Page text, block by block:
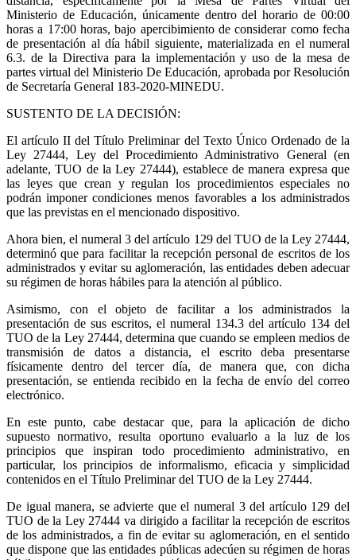
Ministerio de Educación, únicamente dentro del horario de 00:00
horas a 17:00 horas, bajo apercibimiento de considerar como fecha
de presentación al día hábil siguiente, materializada en el numeral
6.3. de la Directiva para la implementación y uso de la mesa de
partes virtual del Ministerio De Educación, aprobada por Resolución
de Secretaría General 183-2020-MINEDU.
SUSTENTO DE LA DECISIÓN:
El artículo II del Título Preliminar del Texto Único Ordenado de la
Ley 27444, Ley del Procedimiento Administrativo General (en
adelante, TUO de la Ley 27444), establece de manera expresa que
las leyes que crean y regulan los procedimientos especiales no
podrán imponer condiciones menos favorables a los administrados
que las previstas en el mencionado dispositivo.
Ahora bien, el numeral 3 del artículo 129 del TUO de la Ley 27444,
determinó que para facilitar la recepción personal de escritos de los
administrados y evitar su aglomeración, las entidades deben adecuar
su régimen de horas hábiles para la atención al público.
Asimismo, con el objeto de facilitar a los administrados la
presentación de sus escritos, el numeral 134.3 del artículo 134 del
TUO de la Ley 27444, determina que cuando se empleen medios de
transmisión de datos a distancia, el escrito deba presentarse
físicamente dentro del tercer día, de manera que, con dicha
presentación, se entienda recibido en la fecha de envío del correo
electrónico.
En este punto, cabe destacar que, para la aplicación de dicho
supuesto normativo, resulta oportuno evaluarlo a la luz de los
principios que inspiran todo procedimiento administrativo, en
particular, los principios de informalismo, eficacia y simplicidad
contenidos en el Título Preliminar del TUO de la Ley 27444.
De igual manera, se advierte que el numeral 3 del artículo 129 del
TUO de la Ley 27444 va dirigido a facilitar la recepción de escritos
de los administrados, a fin de evitar su aglomeración, en el sentido
que dispone que las entidades públicas adecúen su régimen de horas